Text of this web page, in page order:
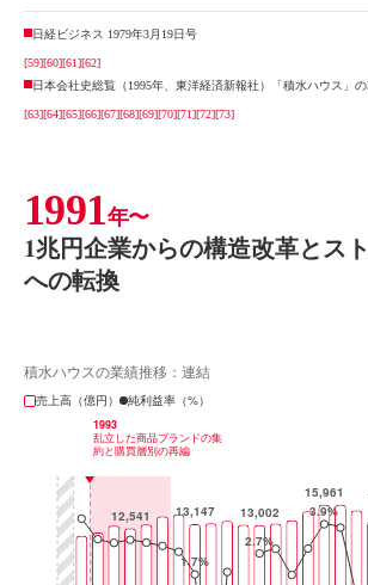
日経ビジネス 1979年3月19日号
[59][60][61][62]
日本会社史総覧（1995年、東洋経済新報社）「積水ハウス」
[63][64][65][66][67][68][69][70][71][72][73]
1991年〜
1兆円企業からの構造改革とス
への転換
積水ハウスの業績推移：連結
売上高（億円）
純利益率（%）